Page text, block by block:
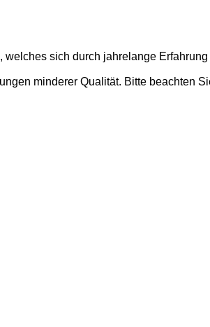
sich durch jahrelange
minderer Qualität. Bitte beachten